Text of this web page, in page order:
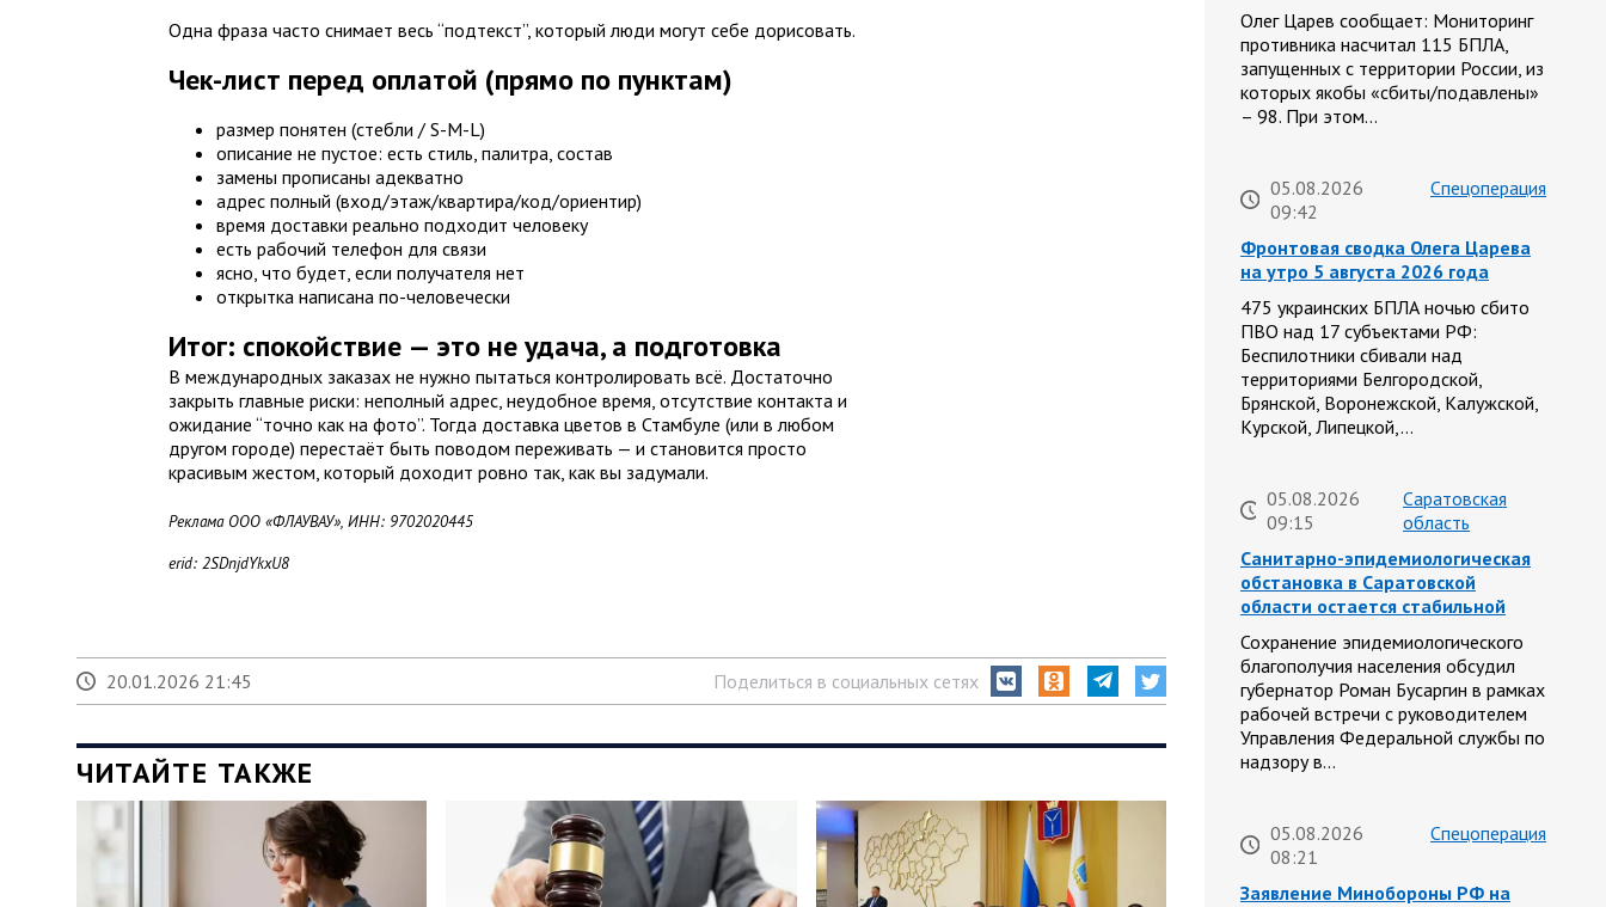
Одна фраза часто снимает весь “подтекст”, который люди могут себе дорисовать.
Чек-лист перед оплатой (прямо по пунктам)
размер понятен (стебли / S-M-L)
описание не пустое: есть стиль, палитра, состав
замены прописаны адекватно
адрес полный (вход/этаж/квартира/код/ориентир)
время доставки реально подходит человеку
есть рабочий телефон для связи
ясно, что будет, если получателя нет
открытка написана по-человечески
Итог: спокойствие — это не удача, а подготовка
В международных заказах не нужно пытаться контролировать всё. Достаточно
закрыть главные риски: неполный адрес, неудобное время, отсутствие контакта и
ожидание “точно как на фото”. Тогда доставка цветов в Стамбуле (или в любом
другом городе) перестаёт быть поводом переживать — и становится просто
красивым жестом, который доходит ровно так, как вы задумали.
Реклама ООО «ФЛАУВАУ», ИНН: 9702020445
erid: 2SDnjdYkxU8
20.01.2026 21:45 Поделиться в социальных сетях
ЧИТАЙТЕ ТАКЖЕ
Олег Царев сообщает: Мониторинг
противника насчитал 115 БПЛА,
запущенных с территории России, из
которых якобы «сбиты/подавлены»
– 98. При этом…
05.08.2026
09:42
Спецоперация
Фронтовая сводка Олега Царева
на утро 5 августа 2026 года
475 украинских БПЛА ночью сбито
ПВО над 17 субъектами РФ:
Беспилотники сбивали над
территориями Белгородской,
Брянской, Воронежской, Калужской,
Курской, Липецкой,…
05.08.2026
09:15
Саратовская
область
Санитарно-эпидемиологическая
обстановка в Саратовской
области остается стабильной
Сохранение эпидемиологического
благополучия населения обсудил
губернатор Роман Бусаргин в рамках
рабочей встречи с руководителем
Управления Федеральной службы по
надзору в…
05.08.2026
08:21
Спецоперация
Заявление Минобороны РФ на